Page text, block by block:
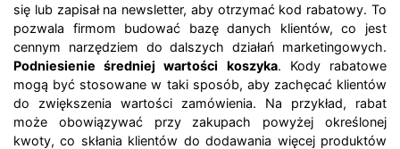
się lub zapisał na newsletter, aby otrzymać kod rabatowy. To
pozwala firmom budować bazę danych klientów, co jest
cennym narzędziem do dalszych działań marketingowych.
Podniesienie średniej wartości koszyka. Kody rabatowe
mogą być stosowane w taki sposób, aby zachęcać klientów
do zwiększenia wartości zamówienia. Na przykład, rabat
może obowiązywać przy zakupach powyżej określonej
kwoty, co skłania klientów do dodawania więcej produktów